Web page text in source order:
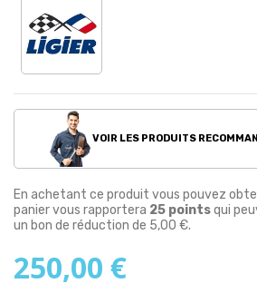
VOIR LES PRODUITS
En achetant ce produit vous pouvez
panier vous rapportera 25 pointsqui
un bon de réduction de 5,00 €.
250,00 €